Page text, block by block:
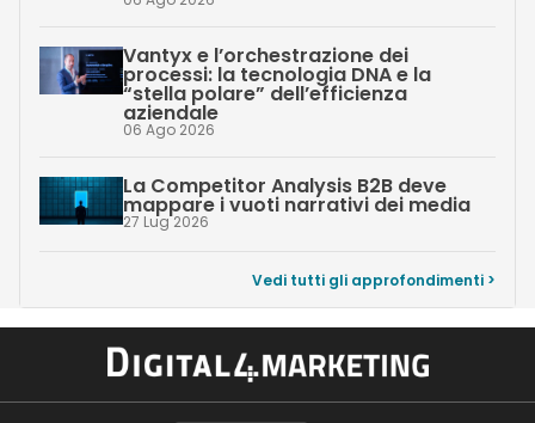
Vantyx e l’orchestrazione dei
processi: la tecnologia DNA e la
“stella polare” dell’efficienza
aziendale
06 Ago 2026
La Competitor Analysis B2B deve
mappare i vuoti narrativi dei media
27 Lug 2026
Vedi tutti gli approfondimenti >